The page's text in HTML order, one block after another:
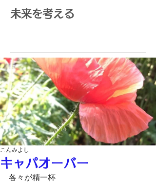
未来を考える
キャパオーバー
こんみよし
各々が精一杯